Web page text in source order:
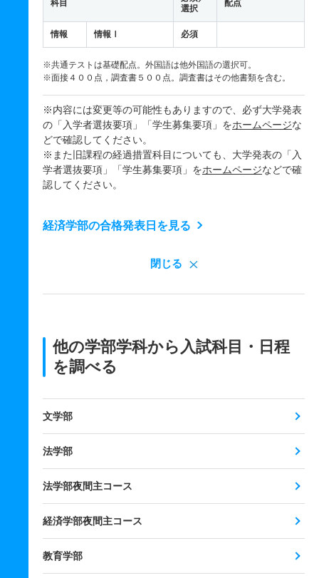
科目
選択
配点
情報 情報Ⅰ 必須
※共通テストは基礎配点。外国語は他外国語の選択可。
※面接４００点，調査書５００点。調査書はその他書類を含む。
※内容には変更等の可能性もありますので、必ず大学発表
の「入学者選抜要項」「学生募集要項」をホームページな
どで確認してください。
※また旧課程の経過措置科目についても、大学発表の「入
学者選抜要項」「学生募集要項」をホームページなどで確
認してください。
経済学部の合格発表日を見る
閉じる
他の学部学科から入試科目・日程
を調べる
文学部
法学部
法学部夜間主コース
経済学部夜間主コース
教育学部